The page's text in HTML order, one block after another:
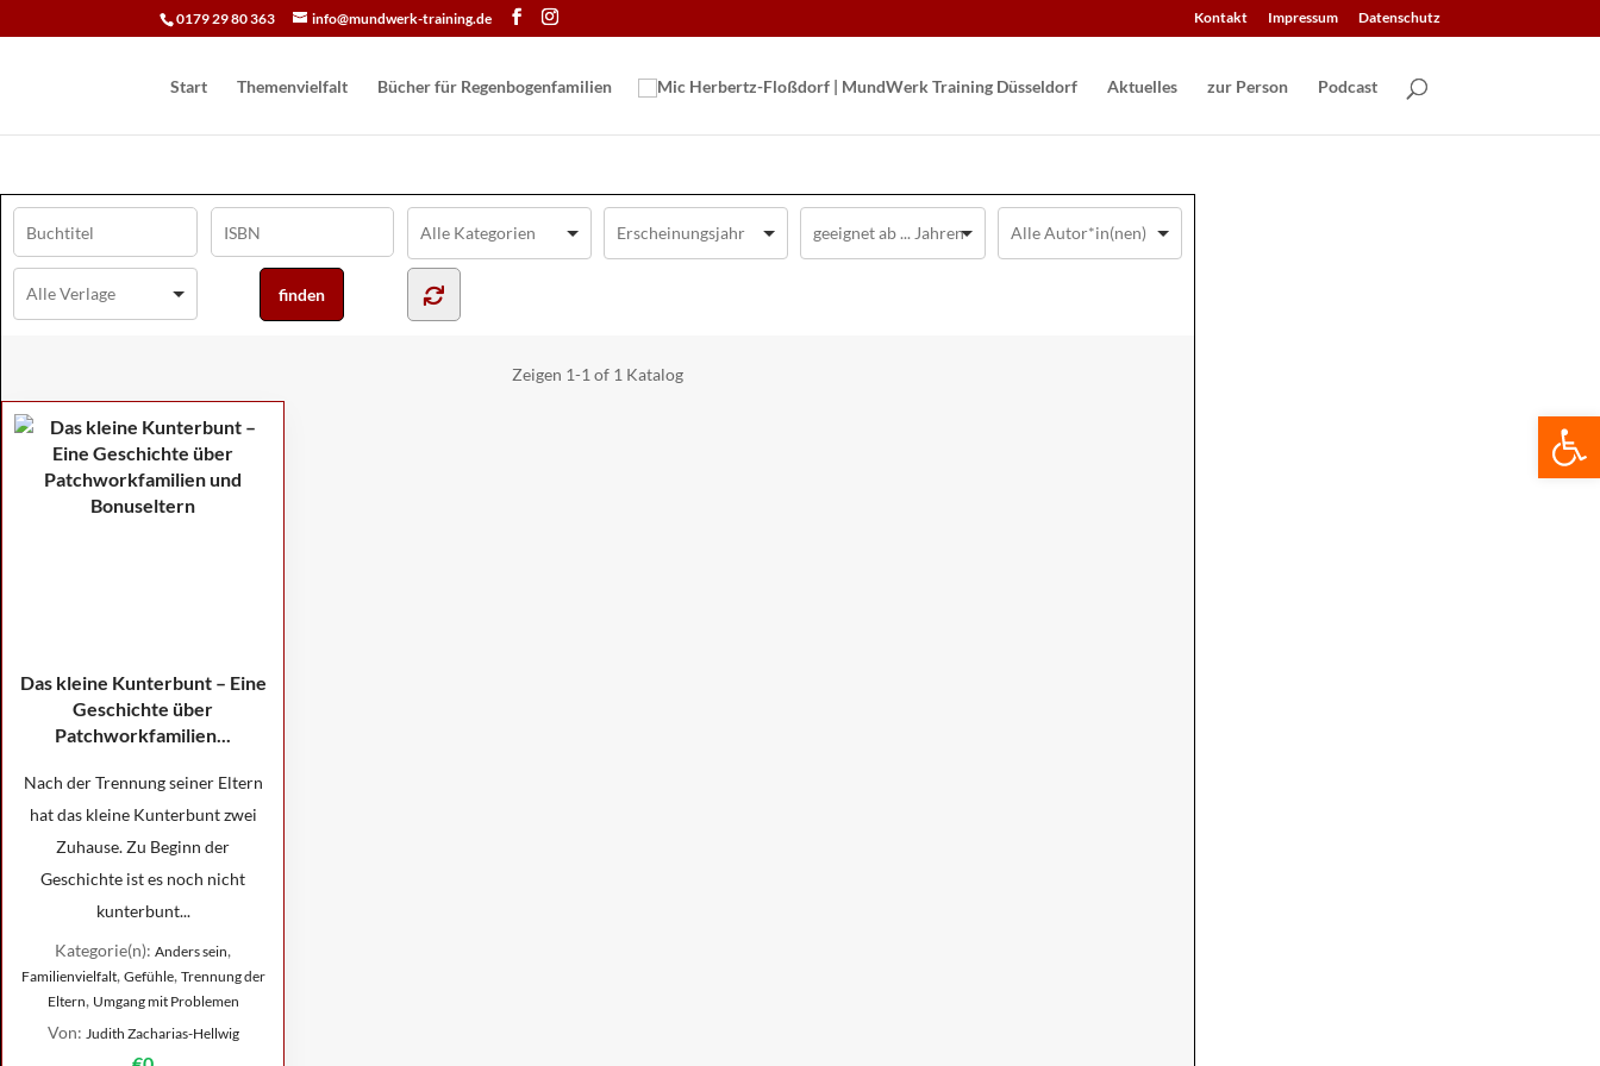
0179 29 80 363 info@mundwerk-training.de Kontakt Impressum Datenschutz
Start Themenvielfalt Bücher für Regen­bogen­familien Aktuelles zur Person Podcast
Zeigen 1-1 of 1 Katalog
Das kleine Kunterbunt – Eine
Geschichte über
Patchworkfamilien...
Nach der Trennung seiner Eltern
hat das kleine Kunterbunt zwei
Zuhause. Zu Beginn der
Geschichte ist es noch nicht
kunterbunt...
Kategorie(n): Anders sein,
Familienvielfalt, Gefühle, Trennung der
Eltern, Umgang mit Problemen
Von: Judith Zacharias-Hellwig